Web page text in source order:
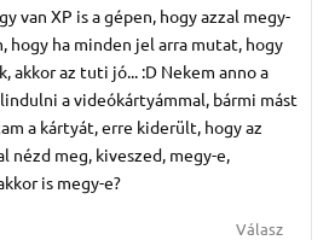
van XP is a gépen, hogy azzal megy-
hogy ha minden jel arra mutat, hogy
akkor az tuti jó... :D Nekem anno a
a videókártyámmal, bármi mást
a kártyát, erre kiderült, hogy az
nézd meg, kiveszed, megy-e,
is megy-e?
Válasz